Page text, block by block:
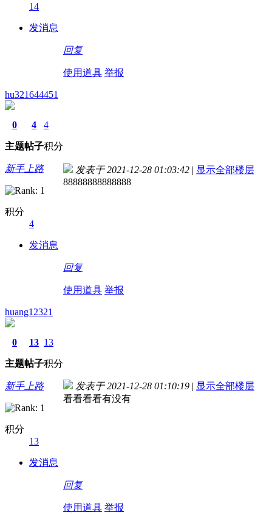
14
发消息
回复
使用道具 举报
hu321644451
0
主题
4
帖子
4
积分
新手上路
积分
4
发消息
发表于 2021-12-28 01:03:42 | 显示全部楼层
88888888888888
回复
使用道具 举报
huang12321
0
主题
13
帖子
13
积分
新手上路
积分
13
发消息
发表于 2021-12-28 01:10:19 | 显示全部楼层
看看看看有没有
回复
使用道具 举报